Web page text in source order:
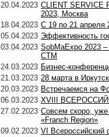
20.04.2023 CLIENT SERVICE
2023, Москва
18.04.2023 С 19 по 21 апреля
05.04.2023 Эффективность
03.04.2023 SobMaExpo 2023
СТМ
24.03.2023 Бизнес-
21.03.2023 28 марта в
20.03.2023 Встречаемся на
06.03.2023 XVIII
27.02.2023 Совсем скоро,
«Franch Region»
09.02.2023 VI Всероссийский